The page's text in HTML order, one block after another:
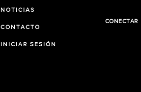
NOTICIAS
CONTACTO
INICIAR SESIÓN
CONECTAR